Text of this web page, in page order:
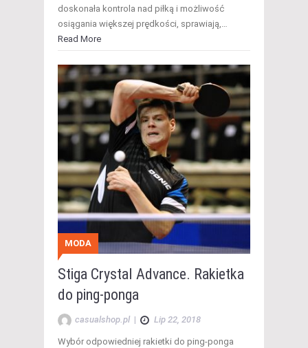
doskonała kontrola nad piłką i możliwość
osiągania większej prędkości, sprawiają,…
Read More
MODA
Stiga Crystal Advance. Rakietka
do ping-ponga
casualshop.pl | Lip 22, 2018
Wybór odpowiedniej rakietki do ping-ponga